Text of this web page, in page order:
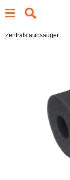
Zentralstaubsauger